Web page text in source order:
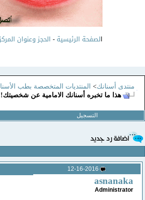
الصفحة الرئيسية -الحجز وعنوان
منتدى أسنانك> المنتديات المتخصصة بطب
هذا ما تخبره أسنانك الامامية عن شخصيتك!
التسجيل
12-16-2016
asnanaka
Administrator